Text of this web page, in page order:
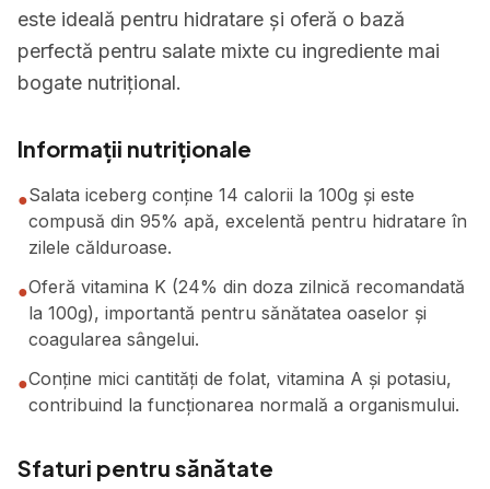
este ideală pentru hidratare și oferă o bază
perfectă pentru salate mixte cu ingrediente mai
bogate nutrițional.
Informații nutriționale
●Salata iceberg conține 14 calorii la 100g și este
compusă din 95% apă, excelentă pentru hidratare în
zilele călduroase.
●Oferă vitamina K (24% din doza zilnică recomandată
la 100g), importantă pentru sănătatea oaselor și
coagularea sângelui.
●Conține mici cantități de folat, vitamina A și potasiu,
contribuind la funcționarea normală a organismului.
Sfaturi pentru sănătate